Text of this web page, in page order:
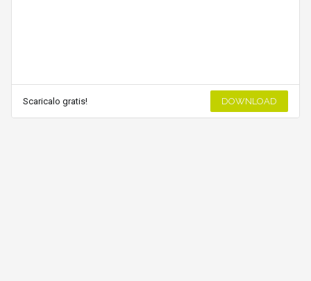
Scaricalo gratis! DOWNLOAD